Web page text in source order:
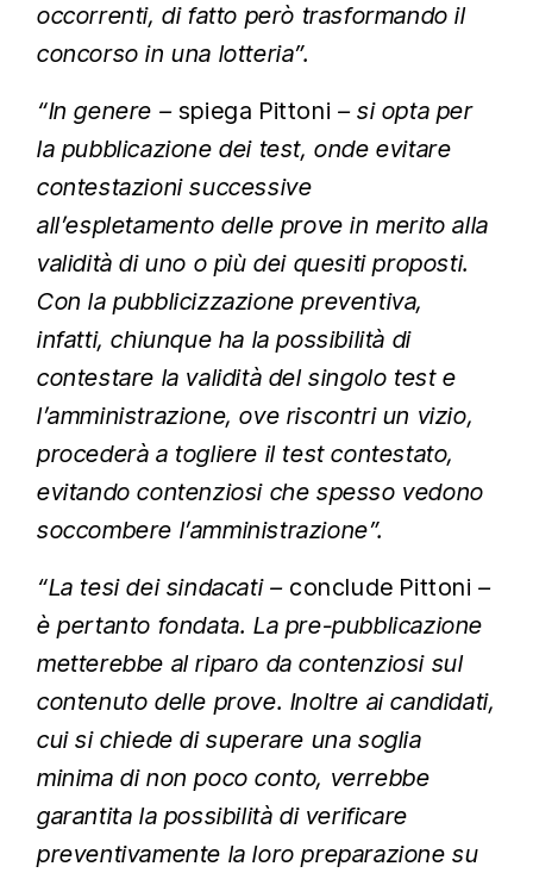
occorrenti, di fatto però trasformando il
concorso in una lotteria”.
“In genere – spiega Pittoni – si opta per
la pubblicazione dei test, onde evitare
contestazioni successive
all’espletamento delle prove in merito alla
validità di uno o più dei quesiti proposti.
Con la pubblicizzazione preventiva,
infatti, chiunque ha la possibilità di
contestare la validità del singolo test e
l’amministrazione, ove riscontri un vizio,
procederà a togliere il test contestato,
evitando contenziosi che spesso vedono
soccombere l’amministrazione”.
“La tesi dei sindacati – conclude Pittoni –
è pertanto fondata. La pre-pubblicazione
metterebbe al riparo da contenziosi sul
contenuto delle prove. Inoltre ai candidati,
cui si chiede di superare una soglia
minima di non poco conto, verrebbe
garantita la possibilità di verificare
preventivamente la loro preparazione su